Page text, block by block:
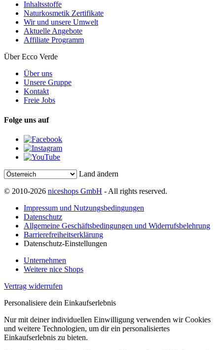
Inhaltsstoffe
Naturkosmetik Zertifikate
Wir und unsere Umwelt
Aktuelle Angebote
Affiliate Programm
Über Ecco Verde
Über uns
Unsere Gruppe
Kontakt
Freie Jobs
Folge uns auf
Land ändern
© 2010-2026 niceshops GmbH - All rights reserved.
Impressum und Nutzungsbedingungen
Datenschutz
Allgemeine Geschäftsbedingungen und Widerrufsbelehrung
Barrierefreiheitserklärung
Datenschutz-Einstellungen
Unternehmen
Weitere nice Shops
Vertrag widerrufen
Personalisiere dein Einkaufserlebnis
Nur mit deiner individuellen Einwilligung verwenden wir Cookies
und weitere Technologien, um dir ein personalisiertes
Einkaufserlebnis zu bieten.